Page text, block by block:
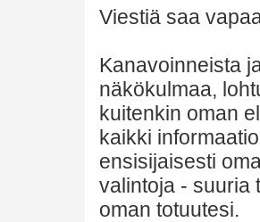
Viestiä saa
Kanavoinneista
näkökulmaa,
kuitenkin oman
kaikki
ensisijaisesti
valintoja - suuria
oman totuutesi.